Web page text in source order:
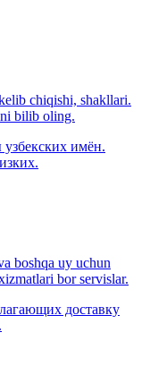
chiqishi, shakllari.
bilib oling.
имён.
boshqa uy uchun
bor servislar.
доставку